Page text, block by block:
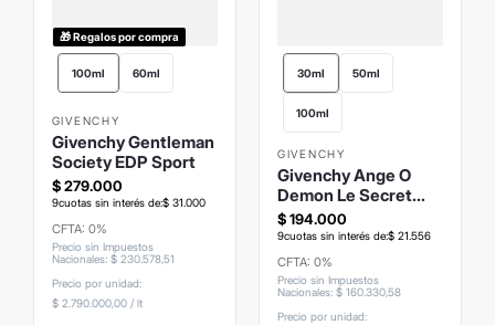
🎁 Regalos por compra
100ml 60ml
GIVENCHY
Givenchy Gentleman
Society EDP Sport
$ 279.000
9cuotas sin interés de:$ 31 000
CFTA: 0%
Precio sin Impuestos
Nacionales: $ 230.578,51
Precio por unidad:
$ 2.790.000,00/ lt
30ml 50ml
100ml
GIVENCHY
Givenchy Ange O
Demon Le Secret
EDP
$194.000
9cuotas sin interés de:$ 21 556
CFTA: 0%
Precio sin Impuestos
Nacionales: $ 16033058
Precio por unidad: